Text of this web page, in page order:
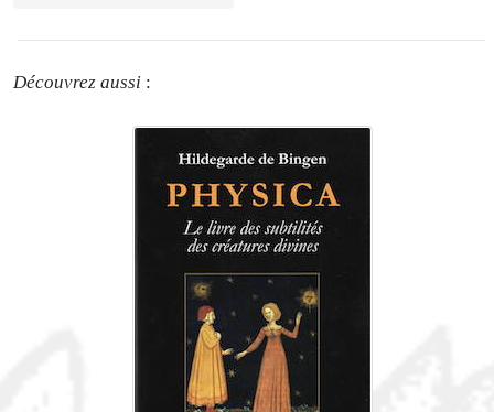
Découvrez aussi :